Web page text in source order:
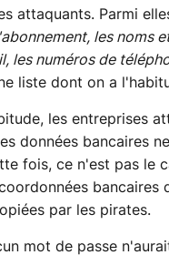
attaquants. Parmi
les noms
les numéros de
liste dont on a
les entreprises
données bancaires
fois, ce n'est pas le
bancaires
par les pirates.
mot de passe